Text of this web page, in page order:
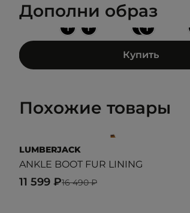
Дополни образ
+
+ +
+
Купить
Похожие товары
LUMBERJACK
ANKLE BOOT FUR LINING
16 490 ₽
11 599 ₽